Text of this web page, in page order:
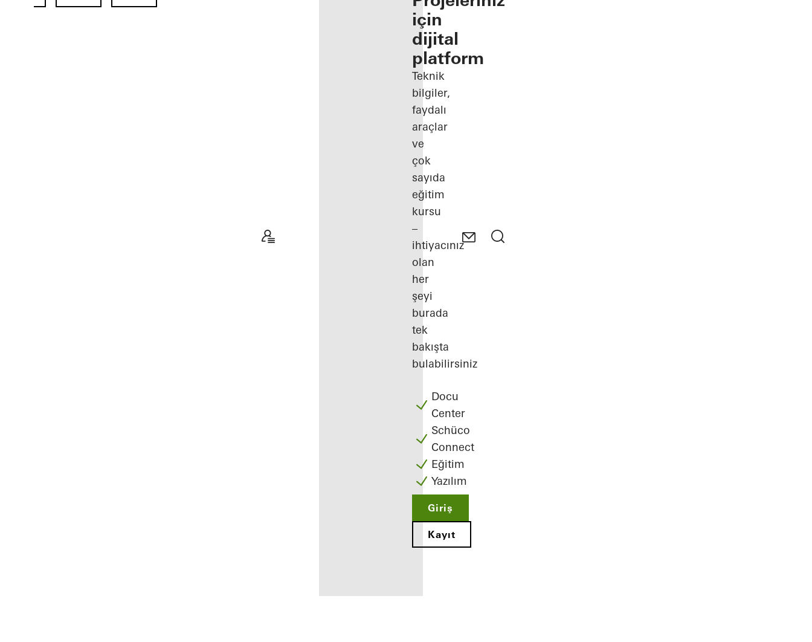
için
dijital
platform
Teknik
bilgiler,
faydalı
araçlar
ve
çok
sayıda
eğitim
kursu
–
ihtiyacınız
olan
her
şeyi
burada
tek
bakışta
bulabilirsiniz
Docu
Center
Schüco
Connect
Eğitim
Yazılım
Giriş
Kayıt